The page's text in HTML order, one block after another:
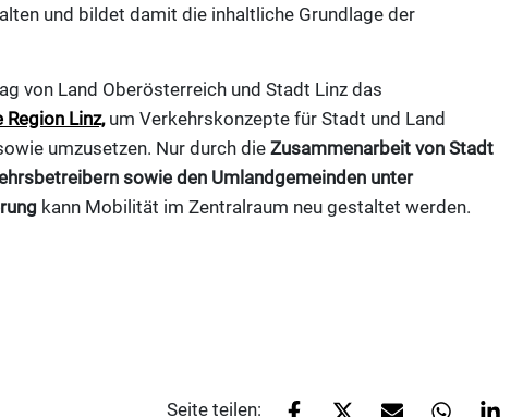
und bildet damit die inhaltliche Grundlage der
von Land Oberösterreich und Stadt Linz das
Linz,um Verkehrskonzepte für Stadt und Land
umzusetzen. Nur durch dieZusammenarbeit von Stadt
sowie den Umlandgemeinden unter
kann Mobilität im Zentralraum neu gestaltet werden.
Seite teilen: